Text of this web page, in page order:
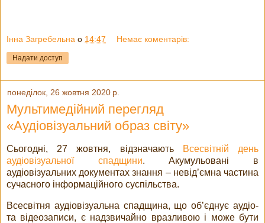
Інна Загребельна о 14:47 Немає коментарів:
Надати доступ
понеділок, 26 жовтня 2020 р.
Мультимедійний перегляд
«Аудіовізуальний образ світу»
Сьогодні, 27 жовтня, відзначають
Всесвітній день
аудіовізуальної спадщини. Акумульовані в
аудіовізуальних документах знання – невід’ємна частина
сучасного інформаційного суспільства.
Всесвітня аудіовізуальна спадщина, що об’єднує аудіо-
та відеозаписи, є надзвичайно вразливою і може бути